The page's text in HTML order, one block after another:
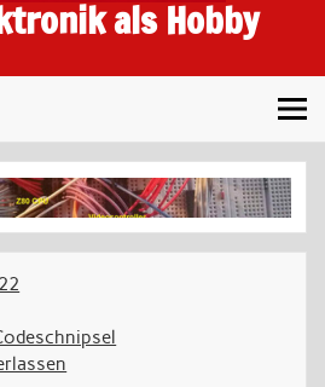
als Hobby